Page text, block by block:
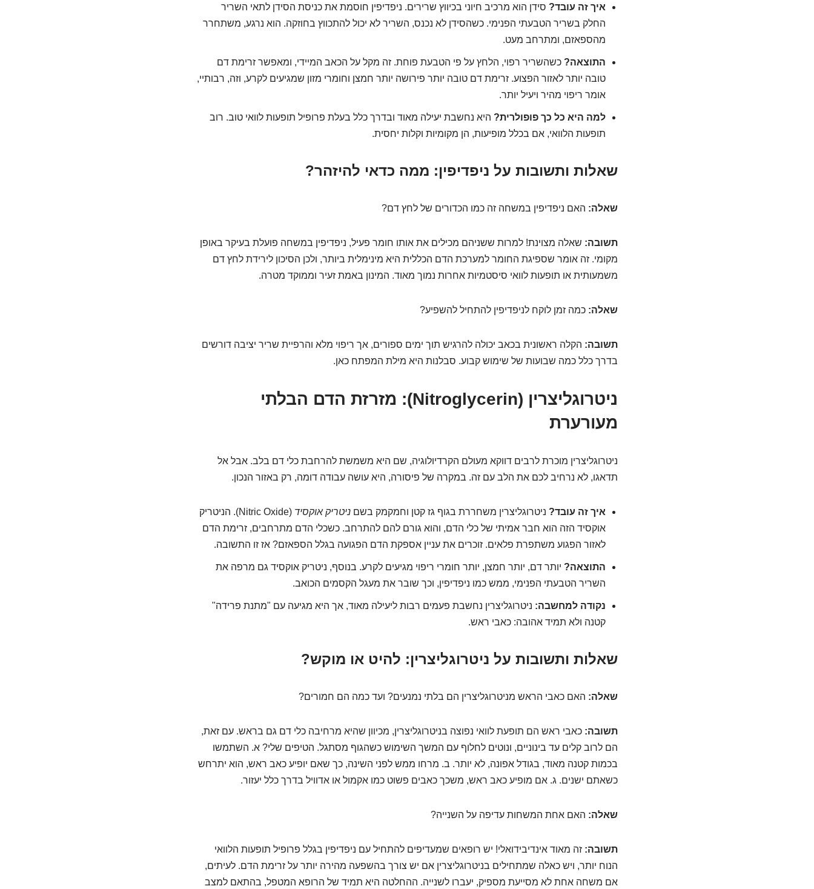
איך זה עובד? סידן הוא מרכיב חיוני בכיווץ שרירים. ניפדיפין חוסמת את כניסת הסידן לתאי השריר
החלק בשריר הטבעתי הפנימי. כשהסידן לא נכנס, השריר לא יכול להתכווץ בחוזקה. הוא נרגע, משתחרר
מהספאזם, ומתרחב מעט.
התוצאה? כשהשריר רפוי, הלחץ על פי הטבעת פוחת. זה מקל על הכאב המיידי, ומאפשר זרימת דם
טובה יותר לאזור הפצוע. זרימת דם טובה יותר פירושה יותר חמצן וחומרי מזון שמגיעים לקרע, וזה, רבותיי,
אומר ריפוי מהיר ויעיל יותר.
למה היא כל כך פופולרית? היא נחשבת יעילה מאוד ובדרך כלל בעלת פרופיל תופעות לוואי טוב. רוב
תופעות הלוואי, אם בכלל מופיעות, הן מקומיות וקלות יחסית.
שאלות ותשובות על ניפדיפין: ממה כדאי להיזהר?
שאלה: האם ניפדיפין במשחה זה כמו הכדורים של לחץ דם?
תשובה: שאלה מצוינת! למרות ששניהם מכילים את אותו חומר פעיל, ניפדיפין במשחה פועלת בעיקר באופן
מקומי. זה אומר שספיגת החומר למערכת הדם הכללית היא מינימלית ביותר, ולכן הסיכון לירידת לחץ דם
משמעותית או תופעות לוואי סיסטמיות אחרות נמוך מאוד. המינון באמת זעיר וממוקד מטרה.
שאלה: כמה זמן לוקח לניפדיפין להתחיל להשפיע?
תשובה: הקלה ראשונית בכאב יכולה להרגיש תוך ימים ספורים, אך ריפוי מלא והרפיית שריר יציבה דורשים
בדרך כלל כמה שבועות של שימוש קבוע. סבלנות היא מילת המפתח כאן.
ניטרוגליצרין (Nitroglycerin): מזרזת הדם הבלתי
מעורערת
ניטרוגליצרין מוכרת לרבים דווקא מעולם הקרדיולוגיה, שם היא משמשת להרחבת כלי דם בלב. אבל אל
תדאגו, לא נרחיב לכם את הלב עם זה. במקרה של פיסורה, היא עושה עבודה דומה, רק באזור הנכון.
איך זה עובד? ניטרוגליצרין משחררת בגוף גז קטן וחמקמק בשםניטריק אוקסיד
(Nitric Oxide). הניטריק
אוקסיד הזה הוא חבר אמיתי של כלי הדם, והוא גורם להם להתרחב. כשכלי הדם מתרחבים, זרימת הדם
לאזור הפגוע משתפרת פלאים. זוכרים את עניין אספקת הדם הפגועה בגלל הספאזם? אז זו התשובה.
התוצאה? יותר דם, יותר חמצן, יותר חומרי ריפוי מגיעים לקרע. בנוסף, ניטריק אוקסיד גם מרפה את
השריר הטבעתי הפנימי, ממש כמו ניפדיפין, וכך שובר את מעגל הקסמים הכואב.
נקודה למחשבה: ניטרוגליצרין נחשבת פעמים רבות ליעילה מאוד, אך היא מגיעה עם "מתנת פרידה"
קטנה ולא תמיד אהובה: כאבי ראש.
שאלות ותשובות על ניטרוגליצרין: להיט או מוקש?
שאלה: האם כאבי הראש מניטרוגליצרין הם בלתי נמנעים? ועד כמה הם חמורים?
תשובה: כאבי ראש הם תופעת לוואי נפוצה בניטרוגליצרין, מכיוון שהיא מרחיבה כלי דם גם בראש. עם זאת,
הם לרוב קלים עד בינוניים, ונוטים לחלוף עם המשך השימוש כשהגוף מסתגל. הטיפים שלי? א. השתמשו
בכמות קטנה מאוד, בגודל אפונה, לא יותר. ב. מרחו ממש לפני השינה, כך שאם יופיע כאב ראש, הוא יתרחש
כשאתם ישנים. ג. אם מופיע כאב ראש, משכך כאבים פשוט כמו אקמול או אדוויל בדרך כלל יעזור.
שאלה: האם אחת המשחות עדיפה על השנייה?
תשובה: זה מאוד אינדיבידואלי! יש רופאים שמעדיפים להתחיל עם ניפדיפין בגלל פרופיל תופעות הלוואי
הנוח יותר, ויש כאלה שמתחילים בניטרוגליצרין אם יש צורך בהשפעה מהירה יותר על זרימת הדם. לעיתים,
אם משחה אחת לא מסייעת מספיק, יעברו לשנייה. ההחלטה היא תמיד של הרופא המטפל, בהתאם למצב